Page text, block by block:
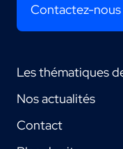
Contactez-nous
Les thématiques
Nos actualités
Contact